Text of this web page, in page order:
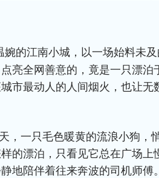
婉的江南小城，以一场始料未
亮全网善意的，竟是一只漂
市最动人的人间烟火，也让无
，一只毛色暖黄的流浪小狗，
的漂泊，只看见它总在广场上
地陪伴着往来奔波的司机师傅